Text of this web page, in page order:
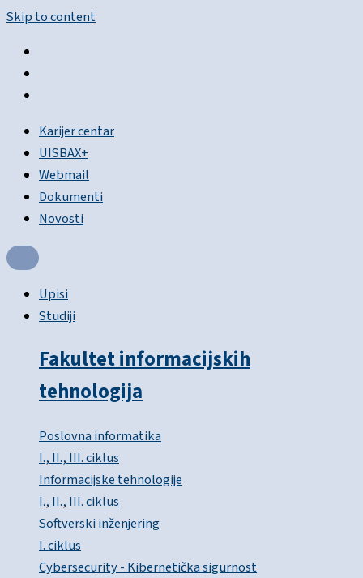
Skip to content
Karijer centar
UISBAX+
Webmail
Dokumenti
Novosti
Upisi
Studiji
Fakultet informacijskih
tehnologija
Poslovna informatika
I., II., III. ciklus
Informacijske tehnologije
I., II., III. ciklus
Softverski inženjering
I. ciklus
Cybersecurity - Kibernetička sigurnost